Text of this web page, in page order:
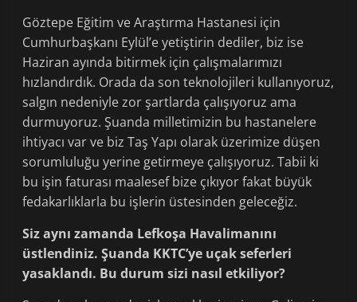
Göztepe Eğitim ve Araştırma Hastanesi için
Cumhurbaşkanı Eylül’e yetiştirin dediler, biz ise
Haziran ayında bitirmek için çalışmalarımızı
hızlandırdık. Orada da son teknolojileri kullanıyoruz,
salgın nedeniyle zor şartlarda çalışıyoruz ama
durmuyoruz. Şuanda milletimizin bu hastanelere
ihtiyacı var ve biz Taş Yapı olarak üzerimize düşen
sorumluluğu yerine getirmeye çalışıyoruz. Tabii ki
bu işin faturası maalesef bize çıkıyor fakat büyük
fedakarlıklarla bu işlerin üstesinden geleceğiz.
Siz aynı zamanda Lefkoşa Havalimanını
üstlendiniz. Şuanda KKTC’ye uçak seferleri
yasaklandı. Bu durum sizi nasıl etkiliyor?